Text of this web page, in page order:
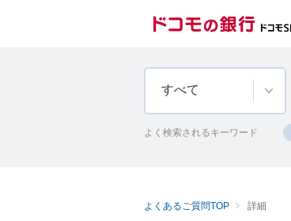
すべて
よく検索されるキーワード
よくあるご質問TOP 詳細